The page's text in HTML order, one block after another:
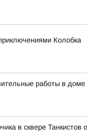
Колобка
работы в
в сквере Танкистов